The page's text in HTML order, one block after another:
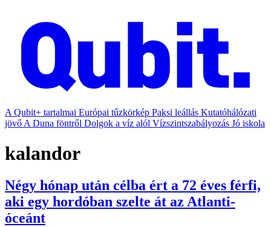
A Qubit+ tartalmai Európai tűzkörkép Paksi leállás Kutatóhálózati
jövő A Duna föntről Dolgok a víz alól Vízszintszabályozás Jó iskola
kalandor
Négy hónap után célba ért a 72 éves férfi,
aki egy hordóban szelte át az Atlanti-
óceánt